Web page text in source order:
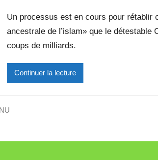
r
M
i
Un processus est en cours pour rétablir
ancestrale de l’islam» que le détestable
coups de milliards.
Continuer la lecture